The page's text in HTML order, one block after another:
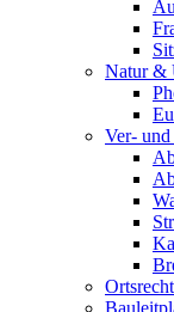
Natur &
Ver-